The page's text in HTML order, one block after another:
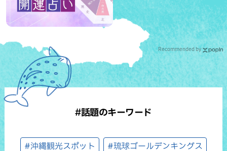
Recommended by
#話題のキーワード
#沖縄観光スポット #琉球ゴールデンキングス